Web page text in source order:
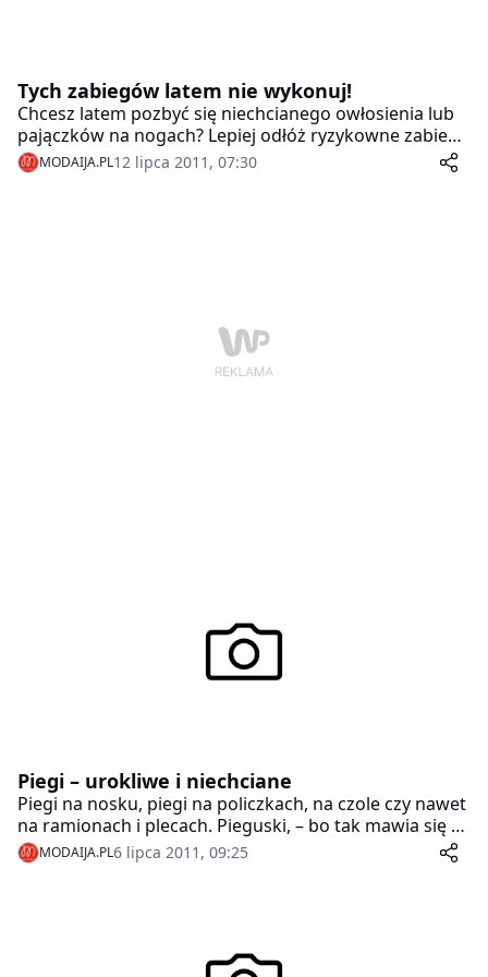
Tych zabiegów latem nie wykonuj!
Chcesz latem pozbyć się niechcianego owłosienia lub
pajączków na nogach? Lepiej odłóż ryzykowne zabiegi
do jesieni- w przeciwnym razie możesz nabawić się
przykrych przebarwień…
MODAIJA.PL12 lipca 2011, 07:30
Piegi – urokliwe i niechciane
Piegi na nosku, piegi na policzkach, na czole czy nawet
na ramionach i plecach. Pieguski, – bo tak mawia się o
piegowatych dziewczynach nie zawsze są szczęśliwe z
powodu tych wdzięcznych kropek na ciele.
MODAIJA.PL6 lipca 2011, 09:25